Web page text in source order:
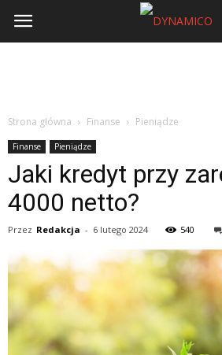
Strona główna Finanse Pieniądze
Finanse Pieniądze
Jaki kredyt przy
4000 netto?
Przez Redakcja - 6 lutego 2024 540